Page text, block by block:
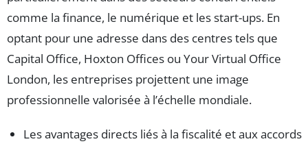
comme la finance, le numérique et les start-ups. En
optant pour une adresse dans des centres tels que
Capital Office, Hoxton Offices ou Your Virtual Office
London, les entreprises projettent une image
professionnelle valorisée à l’échelle mondiale.
Les avantages directs liés à la fiscalité et aux accords